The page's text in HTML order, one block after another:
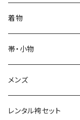
袷
レディース
メンズ
帯
名古屋帯
半巾帯
羽織・コート
羽織
コート
草履・下駄
草履
小物
JUNKO KOSHINO
撫松庵
モダンアンテナ
ROBE JAPONICA
レディース浴衣
メンズ浴衣
球団承認カープ浴衣
サンフレッチェ広島浴衣
着物
着物
単衣
袷
羽織・コート
羽織
帯・小物
帯
名古屋帯
小物
メンズ
レンタル袴セット